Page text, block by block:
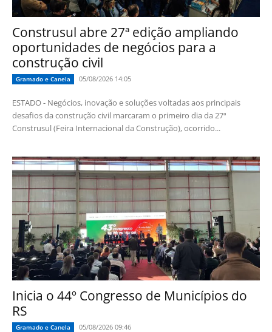
Construsul abre 27ª edição ampliando
oportunidades de negócios para a
construção civil
Gramado e Canela 05/08/2026 14:05
ESTADO - Negócios, inovação e soluções voltadas aos principais
desafios da construção civil marcaram o primeiro dia da 27ª
Construsul (Feira Internacional da Construção), ocorrido...
Inicia o 44º Congresso de Municípios do
RS
Gramado e Canela 05/08/2026 09:46